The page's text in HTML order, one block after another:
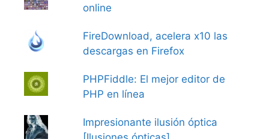
online
FireDownload, acelera x10 las
descargas en Firefox
PHPFiddle: El mejor editor de
PHP en línea
Impresionante ilusión óptica